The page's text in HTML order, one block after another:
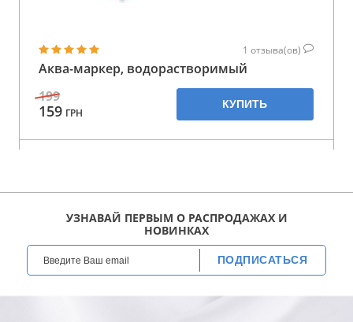
1 отзыва(ов)
Аква-маркер, водорастворимый
199
159 ГРН
КУПИТЬ
УЗНАВАЙ ПЕРВЫМ О РАСПРОДАЖАХ И
НОВИНКАХ
ПОДПИСАТЬСЯ